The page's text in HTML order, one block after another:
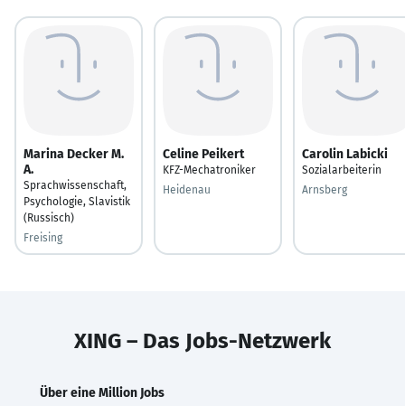
Marina Decker M.
A.
Sprachwissenschaft,
Psychologie, Slavistik
(Russisch)
Freising
Celine Peikert
KFZ-Mechatroniker
Heidenau
Carolin Labicki
Sozialarbeiterin
Arnsberg
XING – Das Jobs-Netzwerk
Über eine Million Jobs